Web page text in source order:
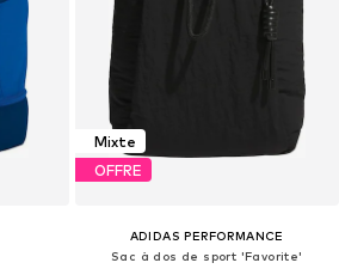
Mixte
OFFRE
ADIDAS PERFORMANCE
Sac à dos de sport 'Favorite'